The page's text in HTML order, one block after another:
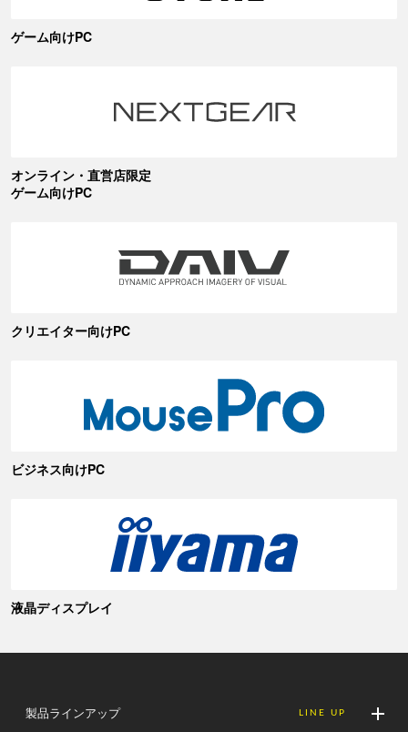
ゲーム向けPC
オンライン・直営店限定
ゲーム向けPC
クリエイター向けPC
ビジネス向けPC
液晶ディスプレイ
製品ラインアップ LINE UP